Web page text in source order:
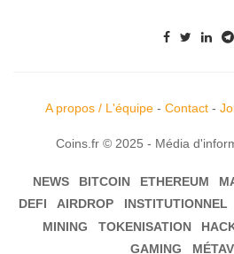
A propos / L'équipe- Contact-
Coins.fr © 2025 - Média
NEWS BITCOIN ETHEREUM
DEFI
AIRDROP INSTITUTIONNEL
MINING
TOKENISATION
GAMING